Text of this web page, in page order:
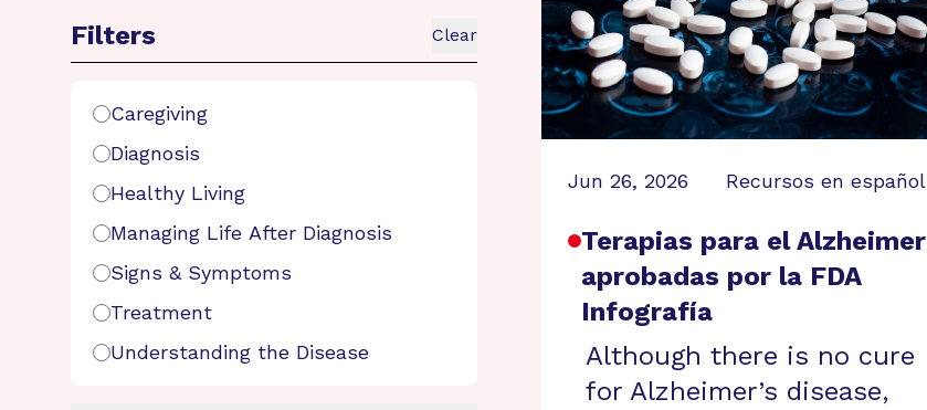
Filters Clear
Caregiving
Diagnosis
Healthy Living
Managing Life After Diagnosis
Signs & Symptoms
Treatment
Understanding the Disease
Jun 26, 2026 Recursos en español
Terapias para el Alzheimer
aprobadas por la FDA
Infografía
Although there is no cure
for Alzheimer’s disease,